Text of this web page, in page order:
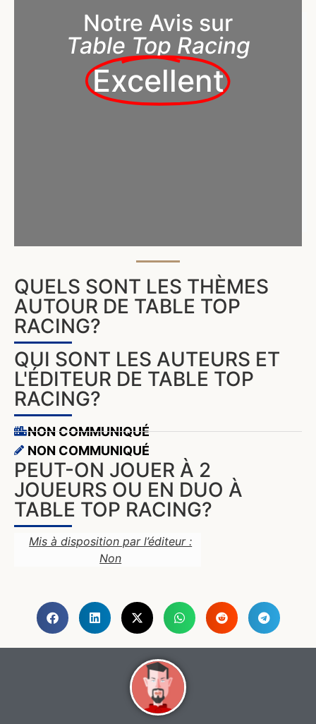
Notre Avis sur
Table Top Racing
Excellent
QUELS SONT LES THÈMES
AUTOUR DE TABLE TOP
RACING?
QUI SONT LES AUTEURS ET
L'ÉDITEUR DE TABLE TOP
RACING?
NON COMMUNIQUÉ
NON COMMUNIQUÉ
PEUT-ON JOUER À 2
JOUEURS OU EN DUO À
TABLE TOP RACING?
Mis à disposition par l’éditeur :
Non